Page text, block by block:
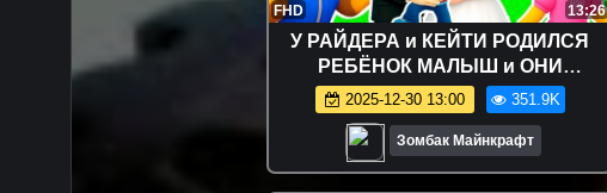
FHD 13:26
У РАЙДЕРА и КЕЙТИ РОДИЛСЯ
РЕБЁНОК МАЛЫШ и ОНИ
ПОЖЕНИЛИСЬ ЩЕНЯЧИЙ
ПАТРУЛЬ В МАЙНКРАФТ МУЛЬТИК
2025-12-30 13:00 351.9K
Зомбак Майнкрафт